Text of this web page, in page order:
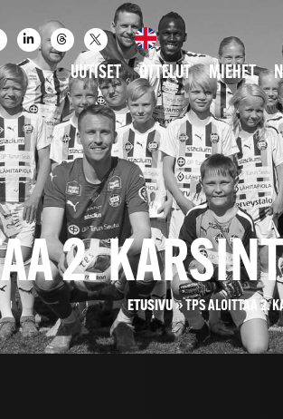
UUTISET OTTELUT MIEHET
2.
ETUSIVU»TPS ALOITTAA 2.